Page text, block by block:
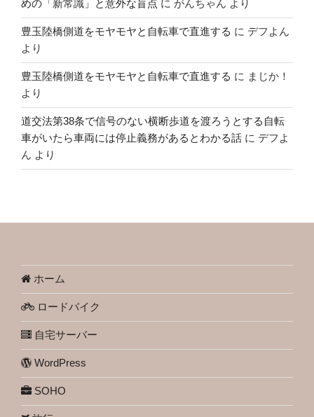
めの「新常識」と意外な盲点 に がんちゃん より
豊玉陸橋側道をモヤモヤと自転車で直進する に デフよん
より
豊玉陸橋側道をモヤモヤと自転車で直進する に まじか！
より
道交法第38条で信号のない横断歩道を渡ろうとする自転
車がいたら車両には停止義務があるとわかる話 に デフよ
ん より
ホーム
ロードバイク
自宅サーバー
WordPress
SOHO